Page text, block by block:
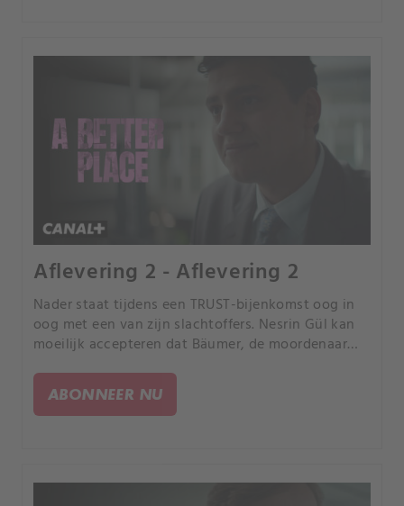
Aflevering 2 - Aflevering 2
Nader staat tijdens een TRUST-bijenkomst oog in
oog met een van zijn slachtoffers. Nesrin Gül kan
moeilijk accepteren dat Bäumer, de moordenaar
ABONNEER NU